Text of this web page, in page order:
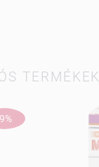
TERMÉKEK